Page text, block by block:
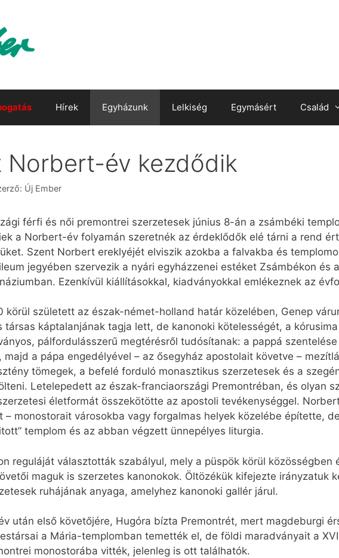
Hírek Egyházunk Lelkiség Egymásért Család
Norbert-év kezdődik
Új Ember
férfi és női premontrei szerzetesek június 8-án a zsámbéki
a Norbert-év folyamán szeretnék az érdeklődők elé tárni a rend
Szent Norbert ereklyéjét elviszik azokba a falvakba és
jegyében szervezik a nyári egyházzenei estéket Zsámbékon és
Ezenkívül kiállításokkal, kiadványokkal emlékeznek az
körül született az észak-német-holland határ közelében, Genep
társas káptalanjának tagja lett, de kanonoki kötelességét, a
pálfordulásszerű megtérésről tudósítanak: a pappá
majd a pápa engedélyével – az ősegyház apostolait követve –
tömegek, a befelé forduló monasztikus szerzetesek és a
Letelepedett az észak-franciaországi Premontréban, és olyan
életformát összekötötte az apostoli tevékenységgel.
– monostorait városokba vagy forgalmas helyek közelébe építette,
templom és az abban végzett ünnepélyes liturgia.
reguláját választották szabályul, mely a püspök körül
maguk is szerzetes kanonokok. Öltözékük kifejezte irányzatuk
ruhájának anyaga, amelyhez kanonoki gallér járul.
után első követőjére, Hugóra bízta Premontrét, mert magdeburgi
a Mária-templomban temették el, de földi maradványait a
monostorába vitték, jelenleg is ott találhatók.